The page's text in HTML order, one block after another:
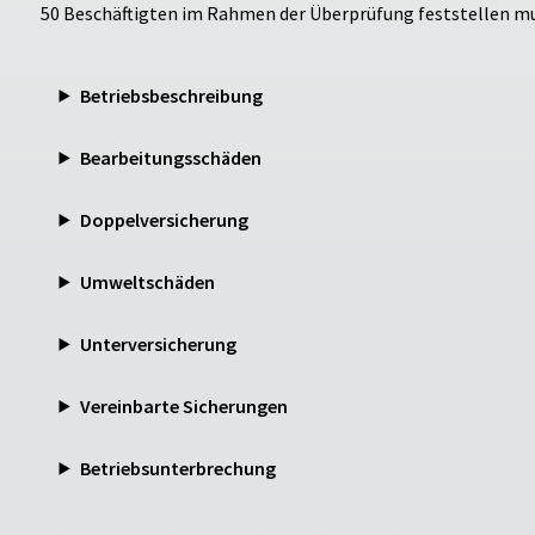
50 Beschäftigten im Rahmen der Überprüfung feststellen
Betriebsbeschreibung
Bearbeitungsschäden
Doppelversicherung
Umweltschäden
Unterversicherung
Vereinbarte Sicherungen
Betriebsunterbrechung